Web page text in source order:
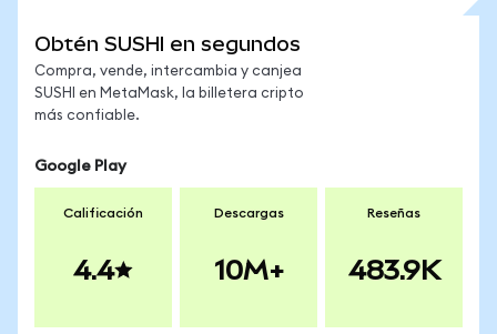
Obtén SUSHI en segundos
Compra, vende, intercambia y canjea
SUSHI en MetaMask, la billetera cripto
más confiable.
Google Play
Calificación
4.4
Descargas
10M+
Reseñas
483.9K